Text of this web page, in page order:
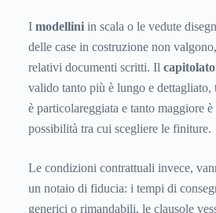
I modellini in scala o le vedute
delle case in costruzione non
relativi documenti scritti. Il capitolato
valido tanto più è lungo e dettagliato,
è particolareggiata e tanto maggiore
possibilità tra cui scegliere le finiture.
Le condizioni contrattuali invece,
un notaio di fiducia: i tempi di
generici o rimandabili, le clausole